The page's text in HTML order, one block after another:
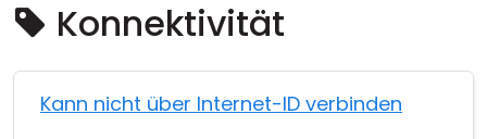
Konnektivität
Kann nicht über Internet-ID verbinden
Cloud & On-Premise